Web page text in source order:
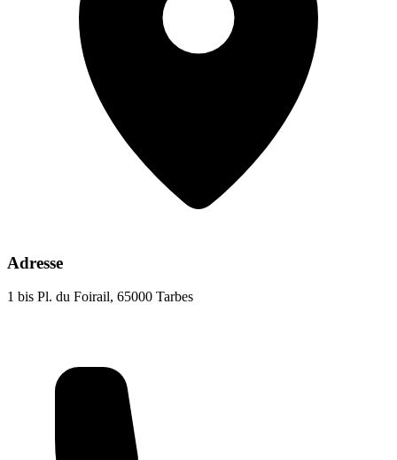
Adresse
1 bis Pl. du Foirail, 65000 Tarbes